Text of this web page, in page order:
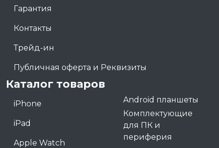
Гарантия
Контакты
Трейд-ин
Публичная оферта и Реквизиты
Каталог товаров
iPhone
iPad
Apple Watch
Android планшеты
Комплектующие
для ПК и
периферия